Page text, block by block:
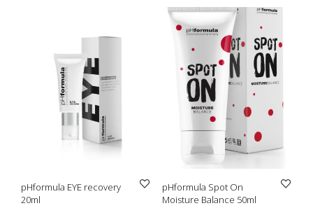
pHformula EYE recovery
20ml
pHformula Spot On
Moisture Balance 50ml